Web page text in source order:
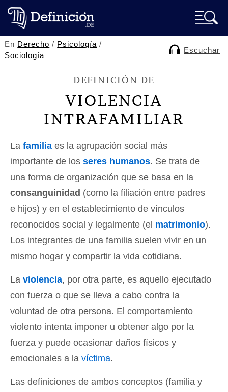
En Derecho / Psicología /
Sociología
Escuchar
DEFINICIÓN DE
VIOLENCIA
INTRAFAMILIAR
La familia es la agrupación social más
importante de los seres humanos. Se trata de
una forma de organización que se basa en la
consanguinidad (como la filiación entre padres
e hijos) y en el establecimiento de vínculos
reconocidos social y legalmente (el matrimonio).
Los integrantes de una familia suelen vivir en un
mismo hogar y compartir la vida cotidiana.
La violencia, por otra parte, es aquello ejecutado
con fuerza o que se lleva a cabo contra la
voluntad de otra persona. El comportamiento
violento intenta imponer u obtener algo por la
fuerza y puede ocasionar daños físicos y
emocionales a la víctima.
Las definiciones de ambos conceptos (familia y